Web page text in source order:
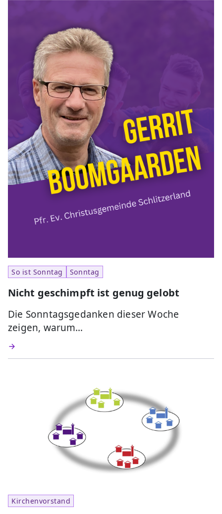
So ist Sonntag Sonntag
Nicht geschimpft ist genug gelobt
Die Sonntagsgedanken dieser Woche
zeigen, warum…
Kirchenvorstand